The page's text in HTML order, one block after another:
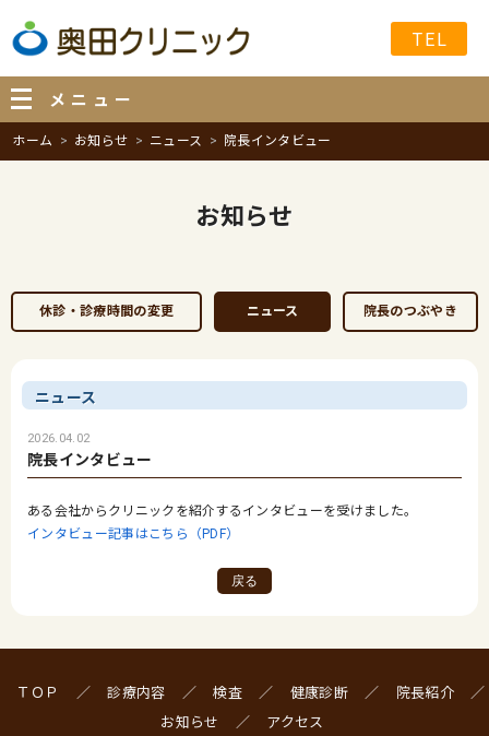
TEL
メニュー
ホーム お知らせ ニュース 院長インタビュー
お知らせ
休診・診療時間の変更 ニュース 院長のつぶやき
ニュース
2026.04.02
院長インタビュー
ある会社からクリニックを紹介するインタビューを受けました。
インタビュー記事はこちら（PDF）
戻る
ＴＯＰ 診療内容 検査 健康診断
院長紹介
お知らせ
アクセス